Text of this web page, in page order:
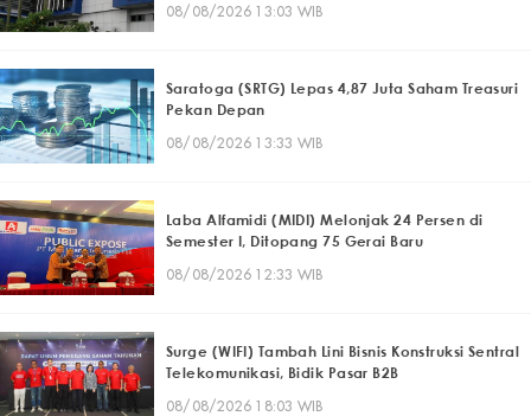
08/08/2026 13:03 WIB
Saratoga (SRTG) Lepas 4,87 Juta Saham Treasuri
Pekan Depan
08/08/2026 13:33 WIB
Laba Alfamidi (MIDI) Melonjak 24 Persen di
Semester I, Ditopang 75 Gerai Baru
08/08/2026 12:33 WIB
Surge (WIFI) Tambah Lini Bisnis Konstruksi Sentral
Telekomunikasi, Bidik Pasar B2B
08/08/2026 18:03 WIB